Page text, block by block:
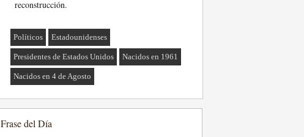
reconstrucción.
Políticos Estadounidenses
Presidentes de Estados Unidos Nacidos en 1961
Nacidos en 4 de Agosto
Frase del Día